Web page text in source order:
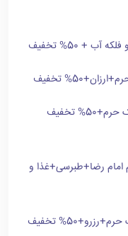
+ 50% تخفیف
تخفیف
تخفیف
رضا+طبرسی+غذا و
تخفیف